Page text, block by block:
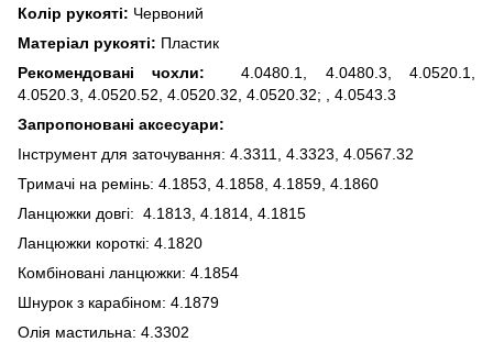
Колір рукояті: Червоний
Матеріал рукояті: Пластик
Рекомендовані чохли: 4.0480.1, 4.0480.3, 4.0520.1,
4.0520.3, 4.0520.52, 4.0520.32, 4.0520.32; , 4.0543.3
Запропоновані аксесуари:
Інструмент для заточування: 4.3311, 4.3323, 4.0567.32
Тримачі на ремінь: 4.1853, 4.1858, 4.1859, 4.1860
Ланцюжки довгі: 4.1813, 4.1814, 4.1815
Ланцюжки короткі: 4.1820
Комбіновані ланцюжки: 4.1854
Шнурок з карабіном: 4.1879
Олія мастильна: 4.3302